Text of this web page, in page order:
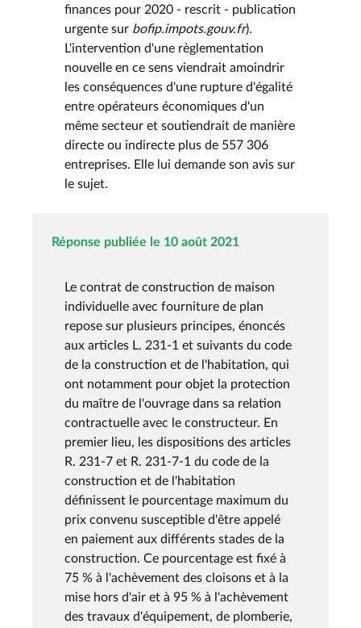
finances pour 2020 - rescrit - publication
urgente sur bofip.impots.gouv.fr).
L'intervention d'une règlementation
nouvelle en ce sens viendrait amoindrir
les conséquences d'une rupture d'égalité
entre opérateurs économiques d'un
même secteur et soutiendrait de manière
directe ou indirecte plus de 557 306
entreprises. Elle lui demande son avis sur
le sujet.
Réponse publiée le 10 août 2021
Le contrat de construction de maison
individuelle avec fourniture de plan
repose sur plusieurs principes, énoncés
aux articles L. 231-1 et suivants du code
de la construction et de l'habitation, qui
ont notamment pour objet la protection
du maître de l'ouvrage dans sa relation
contractuelle avec le constructeur. En
premier lieu, les dispositions des articles
R. 231-7 et R. 231-7-1 du code de la
construction et de l'habitation
définissent le pourcentage maximum du
prix convenu susceptible d'être appelé
en paiement aux différents stades de la
construction. Ce pourcentage est fixé à
75 % à l'achèvement des cloisons et à la
mise hors d'air et à 95 % à l'achèvement
des travaux d'équipement, de plomberie,